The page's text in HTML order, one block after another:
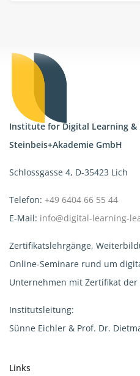
Institute for Digital Learning &
Steinbeis+Akademie GmbH
Schlossgasse 4, D-35423 Lich
Telefon: +49 6404 66 55 44
E-Mail: info@digital-learning-
Zertifikatslehrgänge,
Online-Seminare rund um
Unternehmen mit Zertifikat der
Institutsleitung:
Sünne Eichler & Prof. Dr.
Links